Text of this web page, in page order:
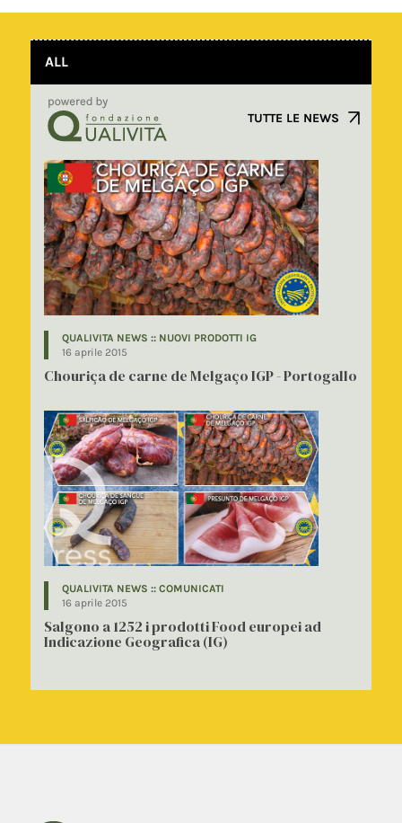
ALL
TUTTE LE NEWS
QUALIVITA NEWS :: NUOVI PRODOTTI IG
16 aprile 2015
Chouriça de carne de Melgaço IGP - Portogallo
QUALIVITA NEWS :: COMUNICATI
16 aprile 2015
Salgono a 1252 i prodotti Food europei ad
Indicazione Geografica (IG)